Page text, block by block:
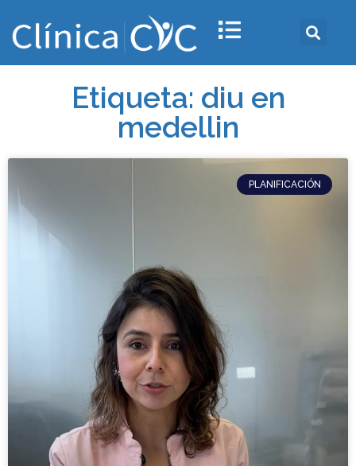
Etiqueta: diu en
medellin
PLANIFICACIÓN